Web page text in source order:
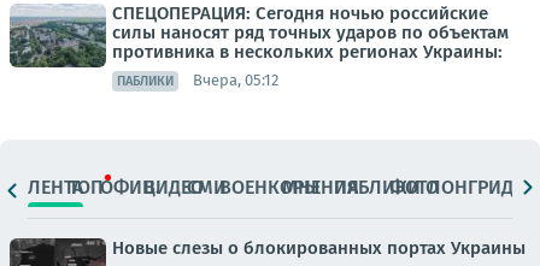
СПЕЦОПЕРАЦИЯ: Сегодня ночью российские
силы наносят ряд точных ударов по объектам
противника в нескольких регионах Украины:
ПАБЛИКИ Вчера, 05:12
ЛЕНТАТОПОФИЦ.ВИДЕОСМИВОЕНКОРЫМНЕНИЯПАБЛИКИ
ФОТОЛОНГРИДЫ
Новые слезы о блокированных портах Украины